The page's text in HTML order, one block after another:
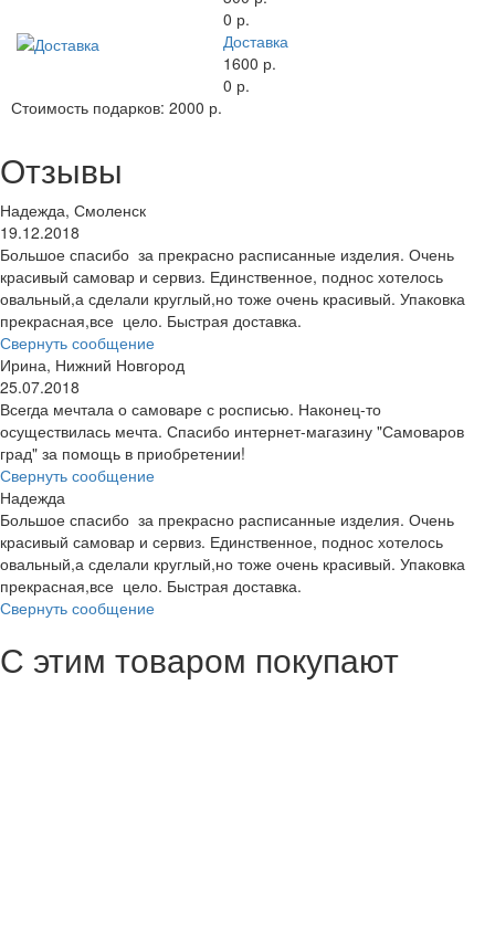
0 р.
Доставка
1600 р.
0 р.
Стоимость подарков: 2000 р.
Отзывы
Надежда, Смоленск
19.12.2018
Большое спасибо за прекрасно расписанные изделия. Очень
красивый самовар и сервиз. Единственное, поднос хотелось
овальный,а сделали круглый,но тоже очень красивый. Упаковка
прекрасная,все цело. Быстрая доставка.
Свернуть сообщение
Ирина, Нижний Новгород
25.07.2018
Всегда мечтала о самоваре с росписью. Наконец-то
осуществилась мечта. Спасибо интернет-магазину "Самоваров
град" за помощь в приобретении!
Свернуть сообщение
Надежда
Большое спасибо за прекрасно расписанные изделия. Очень
красивый самовар и сервиз. Единственное, поднос хотелось
овальный,а сделали круглый,но тоже очень красивый. Упаковка
прекрасная,все цело. Быстрая доставка.
Свернуть сообщение
С этим товаром покупают